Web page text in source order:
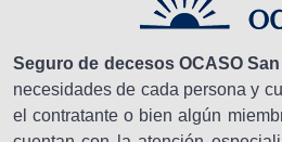
Seguro de decesos OCASO
necesidades de cada persona y
el contratante o bien algún